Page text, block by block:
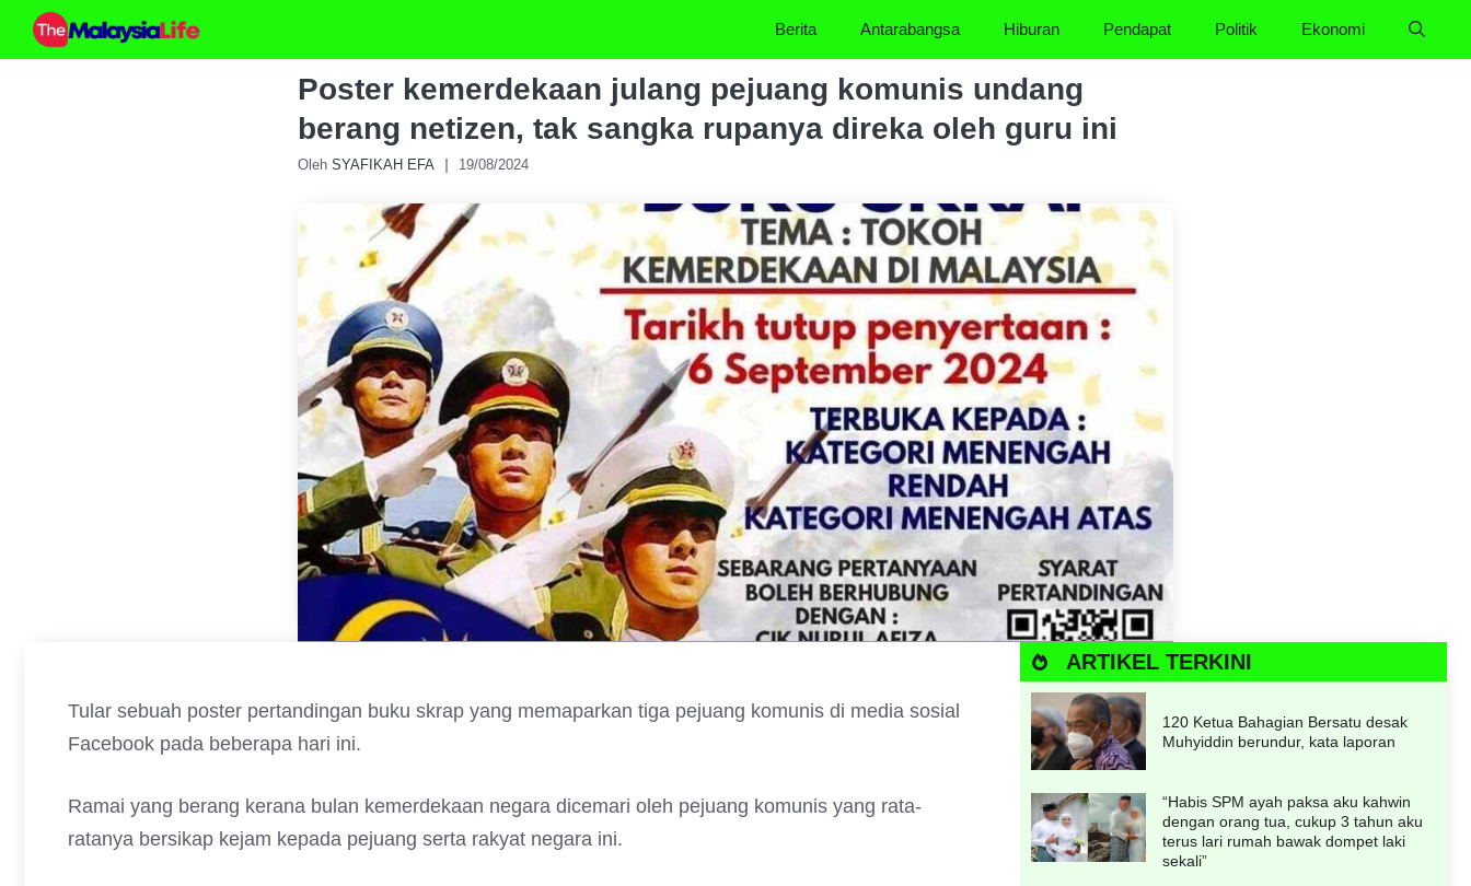
Skip
Berita Antarabangsa Hiburan Pendapat Politik Ekonomi
Poster kemerdekaan julang pejuang komunis undang
berang netizen, tak sangka rupanya direka oleh guru ini
Oleh SYAFIKAH EFA 19/08/2024
Tular sebuah poster pertandingan buku skrap yang memaparkan tiga pejuang komunis di media sosial
Facebook pada beberapa hari ini.
Ramai yang berang kerana bulan kemerdekaan negara dicemari oleh pejuang komunis yang rata-
ratanya bersikap kejam kepada pejuang serta rakyat negara ini.
ARTIKEL TERKINI
120 Ketua Bahagian Bersatu desak
Muhyiddin berundur, kata laporan
“Habis SPM ayah paksa aku kahwin
dengan orang tua, cukup 3 tahun aku
terus lari rumah bawak dompet laki
sekali”